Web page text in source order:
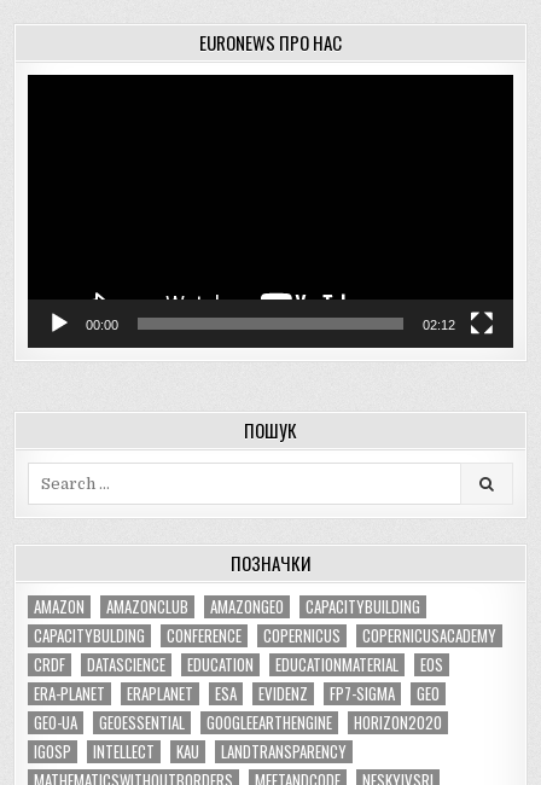
EURONEWS ПРО НАС
00:00 02:12
ПОШУК
ПОЗНАЧКИ
AMAZON AMAZONCLUB AMAZONGEO
CAPACITYBUILDING
CAPACITYBULDING
CONFERENCE COPERNICUS
COPERNICUSACADEMY
CRDF
DATASCIENCE EDUCATION EDUCATIONMATERIAL
EOS
ERA-PLANET
ERAPLANET ESA EVIDENZ FP7-SIGMA
GEO
GEO-UA
GEOESSENTIAL GOOGLEEARTHENGINE
HORIZON2020
IGOSP
INTELLECT KAU
LANDTRANSPARENCY
MATHEMATICSWITHOUTBORDERS
MEETANDCODE NESKYIVSRI